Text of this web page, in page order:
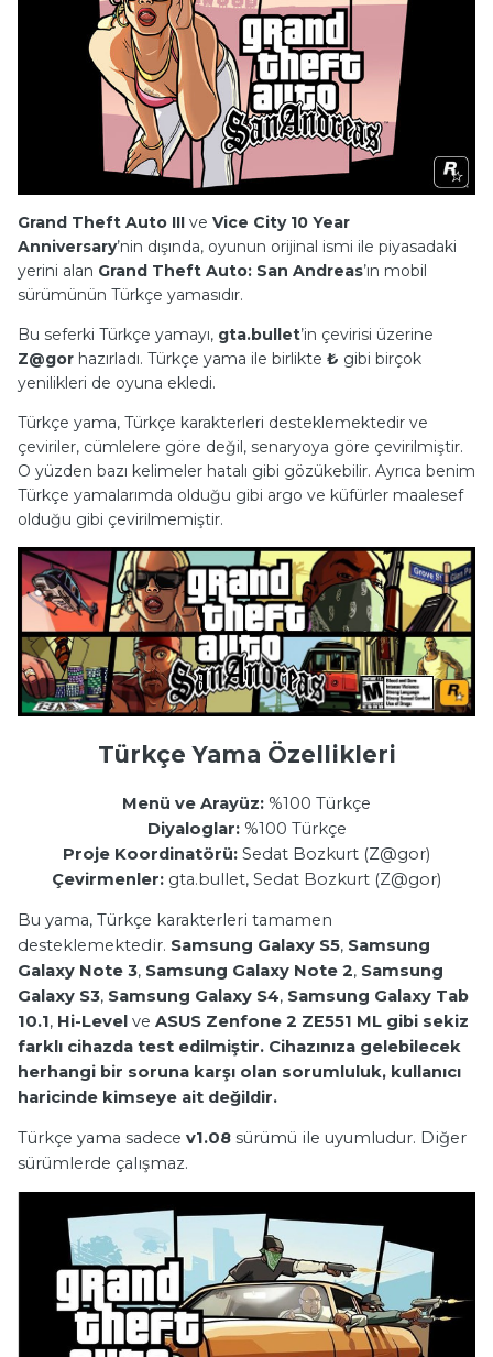
Grand Theft Auto III ve Vice City 10 Year
Anniversary’nin dışında, oyunun orijinal ismi ile piyasadaki
yerini alan Grand Theft Auto: San Andreas’ın mobil
sürümünün Türkçe yamasıdır.
Bu seferki Türkçe yamayı, gta.bullet’in çevirisi üzerine
Z@gor hazırladı. Türkçe yama ile birlikte ₺ gibi birçok
yenilikleri de oyuna ekledi.
Türkçe yama, Türkçe karakterleri desteklemektedir ve
çeviriler, cümlelere göre değil, senaryoya göre çevirilmiştir.
O yüzden bazı kelimeler hatalı gibi gözükebilir. Ayrıca benim
Türkçe yamalarımda olduğu gibi argo ve küfürler maalesef
olduğu gibi çevirilmemiştir.
Türkçe Yama Özellikleri
Menü ve Arayüz: %100 Türkçe
Diyaloglar:%100 Türkçe
Proje Koordinatörü: Sedat Bozkurt (Z@gor)
Çevirmenler: gta.bullet, Sedat Bozkurt (Z@gor)
Bu yama, Türkçe karakterleri tamamen
desteklemektedir. Samsung Galaxy S5, Samsung
Galaxy Note 3, Samsung Galaxy Note 2, Samsung
Galaxy S3, Samsung Galaxy S4, Samsung Galaxy Tab
10.1, Hi-Level ve ASUS Zenfone 2 ZE551 ML gibi sekiz
farklı cihazda test edilmiştir. Cihazınıza gelebilecek
herhangi bir soruna karşı olan sorumluluk, kullanıcı
haricinde kimseye ait değildir.
Türkçe yama sadece v1.08 sürümü ile uyumludur. Diğer
sürümlerde çalışmaz.